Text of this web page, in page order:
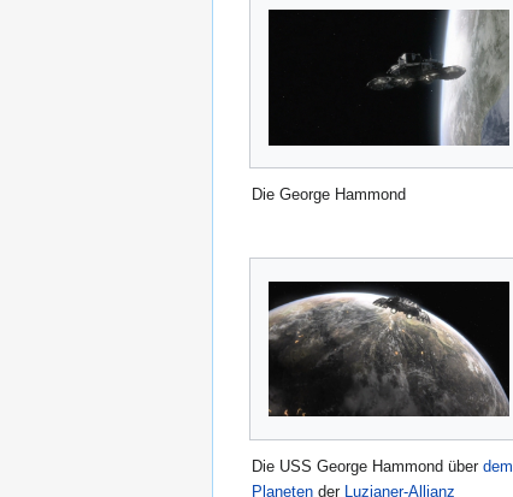
Die George Hammond
Die USS George Hammond über dem
Planeten der Luzianer-Allianz